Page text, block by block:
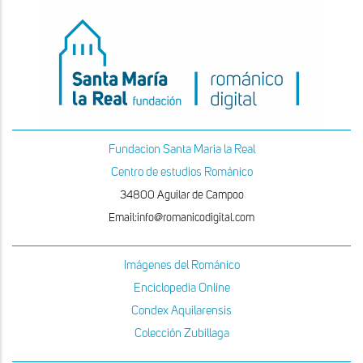
Fundacion Santa Maria la Real
Centro de estudios Románico
34800 Aguilar de Campoo
Email:info@romanicodigital.com
Imágenes del Románico
Enciclopedia Online
Condex Aquilarensis
Colección Zubillaga